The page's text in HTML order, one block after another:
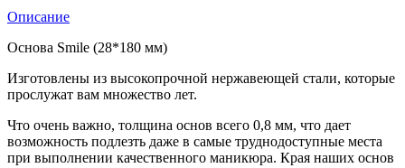
Описание
Основа Smile (28*180 мм)
Изготовлены из высокопрочной нержавеющей стали, которые
прослужат вам множество лет.
Что очень важно, толщина основ всего 0,8 мм, что дает
возможность подлезть даже в самые труднодоступные места
при выполнении качественного маникюра. Края наших основ